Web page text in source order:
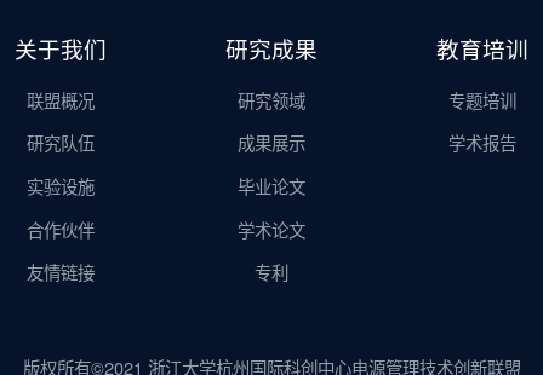
关于我们
联盟概况
研究队伍
实验设施
合作伙伴
友情链接
研究成果
研究领域
成果展示
毕业论文
学术论文
专利
教育培训
专题培训
学术报告
版权所有©2021 浙江大学杭州国际科创中心电源管理技术创新联盟